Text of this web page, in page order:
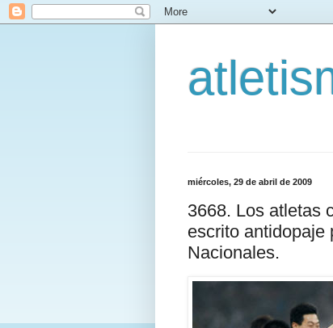
miércoles, 29 de abril de 2009
3668. Los atletas
escrito antidopaje
Nacionales.